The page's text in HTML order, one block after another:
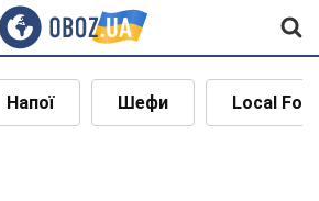
Напої Шефи Local